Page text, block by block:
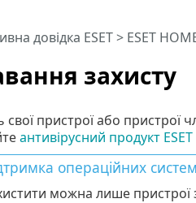
захисту
довідка ESET> ESET
свої пристрої або пристрої
антивірусний продукт ESET
операційних систем
можна лише